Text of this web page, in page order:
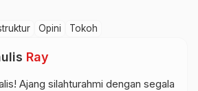
Opini Tokoh
Ray
Ajang silahturahmi dengan segala